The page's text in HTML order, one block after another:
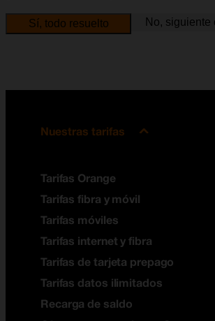
Sí, todo resuelto No, siguiente
Nuestras tarifas
Tarifas Orange
Tarifas fibra y móvil
Tarifas móviles
Tarifas internet y fibra
Tarifas de tarjeta prepago
Tarifas datos ilimitados
Recarga de saldo